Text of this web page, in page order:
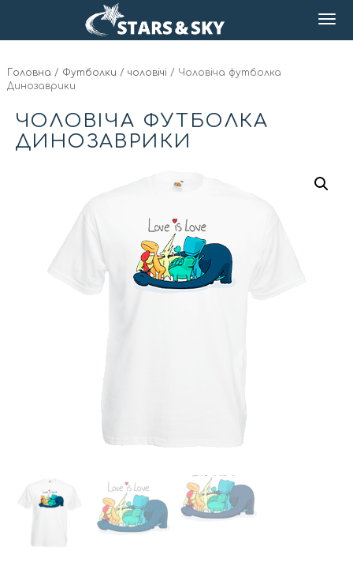
Головна / Футболки / чоловічі / Чоловіча футболка
Динозаврики
ЧОЛОВІЧА ФУТБОЛКА
ДИНОЗАВРИКИ